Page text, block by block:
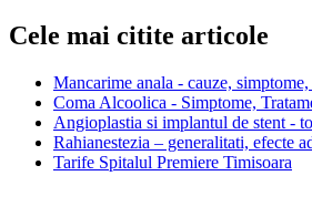
Cele mai citite articole
Mancarime anala - cauze,
Coma Alcoolica - Simptome,
Angioplastia si implantul de stent -
Rahianestezia – generalitati, efecte
Tarife Spitalul Premiere Timisoara